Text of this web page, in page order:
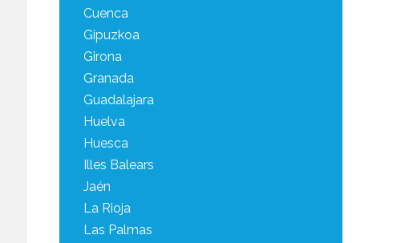
Cuenca
Gipuzkoa
Girona
Granada
Guadalajara
Huelva
Huesca
Illes Balears
Jaén
La Rioja
Las Palmas